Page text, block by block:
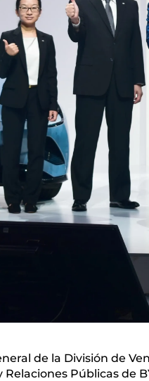
de la División de
Relaciones Públicas de